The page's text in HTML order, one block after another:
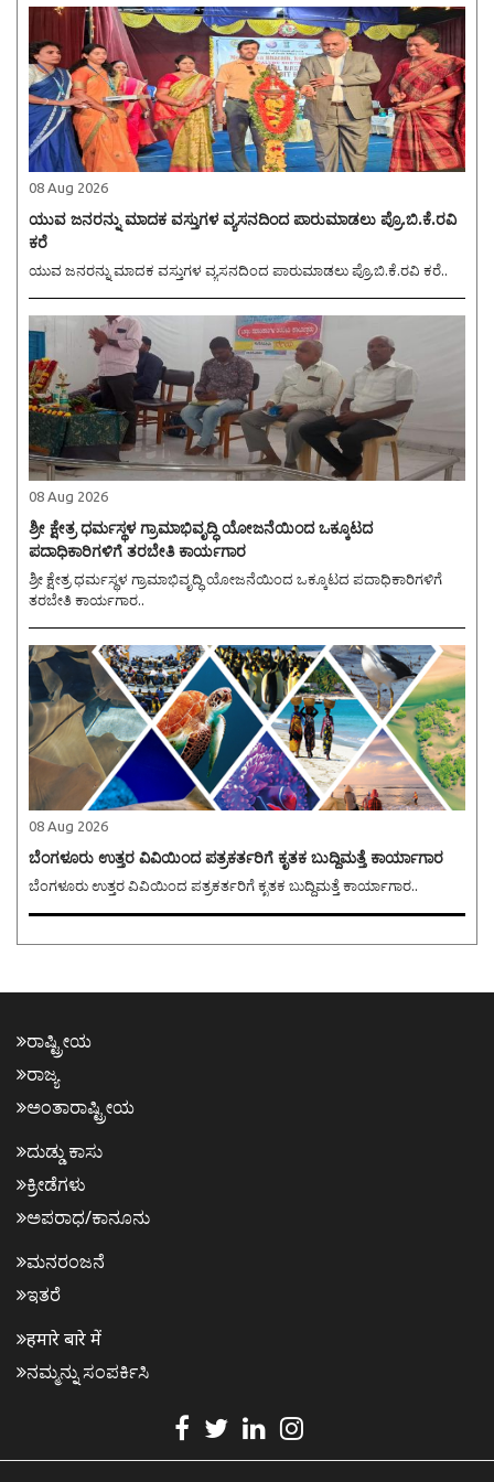
08 Aug 2026
ಯುವ ಜನರನ್ನು ಮಾದಕ ವಸ್ತುಗಳ ವ್ಯಸನದಿಂದ ಪಾರುಮಾಡಲು ಪ್ರೊ.ಬಿ.ಕೆ.ರವಿ
ಕರೆ
ಯುವ ಜನರನ್ನು ಮಾದಕ ವಸ್ತುಗಳ ವ್ಯಸನದಿಂದ ಪಾರುಮಾಡಲು ಪ್ರೊ.ಬಿ.ಕೆ.ರವಿ ಕರೆ..
08 Aug 2026
ಶ್ರೀ ಕ್ಷೇತ್ರ ಧರ್ಮಸ್ಥಳ ಗ್ರಾಮಾಭಿವೃದ್ಧಿ ಯೋಜನೆಯಿಂದ ಒಕ್ಕೂಟದ
ಪದಾಧಿಕಾರಿಗಳಿಗೆ ತರಬೇತಿ ಕಾರ್ಯಗಾರ
ಶ್ರೀ ಕ್ಷೇತ್ರ ಧರ್ಮಸ್ಥಳ ಗ್ರಾಮಾಭಿವೃದ್ಧಿ ಯೋಜನೆಯಿಂದ ಒಕ್ಕೂಟದ ಪದಾಧಿಕಾರಿಗಳಿಗೆ
ತರಬೇತಿ ಕಾರ್ಯಗಾರ..
08 Aug 2026
ಬೆಂಗಳೂರು ಉತ್ತರ ವಿವಿಯಿಂದ ಪತ್ರಕರ್ತರಿಗೆ ಕೃತಕ ಬುದ್ದಿಮತ್ತೆ ಕಾರ್ಯಾಗಾರ
ಬೆಂಗಳೂರು ಉತ್ತರ ವಿವಿಯಿಂದ ಪತ್ರಕರ್ತರಿಗೆ ಕೃತಕ ಬುದ್ದಿಮತ್ತೆ ಕಾರ್ಯಾಗಾರ..
ರಾಷ್ಟ್ರೀಯ
ರಾಜ್ಯ
ಅಂತಾರಾಷ್ಟ್ರೀಯ
ದುಡ್ಡು ಕಾಸು
ಕ್ರೀಡೆಗಳು
ಅಪರಾಧ/ಕಾನೂನು
ಮನರಂಜನೆ
ಇತರೆ
हमारे बारे में
ನಮ್ಮನ್ನು ಸಂಪರ್ಕಿಸಿ